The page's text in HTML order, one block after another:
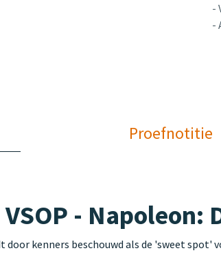
-
-
Proefnotitie
-
kenners beschouwd als de 'sweet spot'